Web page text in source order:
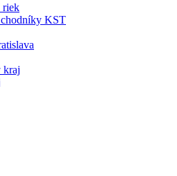
riek
KST
kraj